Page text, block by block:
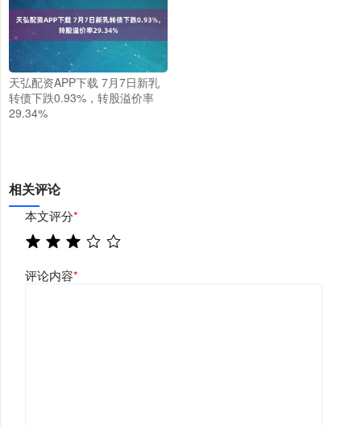
天弘配资APP下载 7月7日新乳
转债下跌0.93%，转股溢价率
29.34%
相关评论
本文评分*
评论内容*